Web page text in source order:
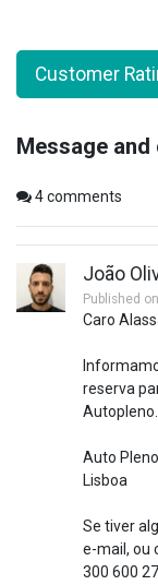
Customer
Message
4comments
João
Published
Caro
reserva
Autopleno.
Auto
Lisboa
Se tiver
e-mail, ou
300 600